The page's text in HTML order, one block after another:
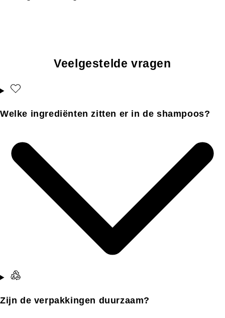
Veelgestelde vragen
Welke ingrediënten zitten er in de shampoos?
Zijn de verpakkingen duurzaam?